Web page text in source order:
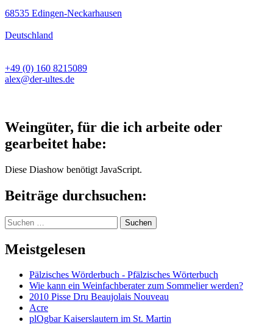
68535 Edingen-Neckarhausen
Deutschland
+49 (0) 160 8215089
alex@der-ultes.de
Weingüter, für die ich arbeite oder
gearbeitet habe:
Diese Diashow benötigt JavaScript.
Beiträge durchsuchen:
Suchen
nach:
Meistgelesen
Pälzisches Wörderbuch - Pfälzisches Wörterbuch
Wie kann ein Weinfachberater zum Sommelier werden?
2010 Pisse Dru Beaujolais Nouveau
Acre
plOgbar Kaiserslautern im St. Martin